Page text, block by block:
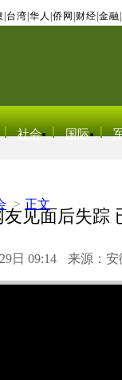
台湾 华人 侨网 财经 金融
社会 国际
> 正文
见面后失踪
日 09:14 来源：安